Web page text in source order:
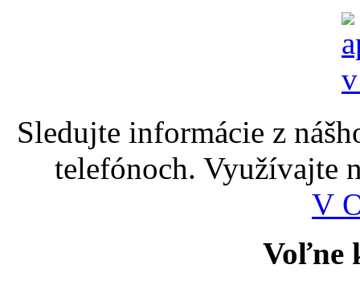
Sledujte informácie z
telefónoch. Využívajte
V
Voľne